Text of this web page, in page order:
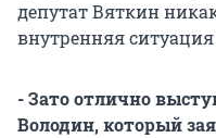
депутат Вяткин
внутренняя
- Зато отлично
Володин, который